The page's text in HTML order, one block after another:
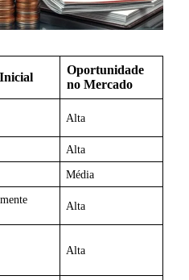
Oportunidade
no Mercado
Alta
Alta
Média
Alta
Alta